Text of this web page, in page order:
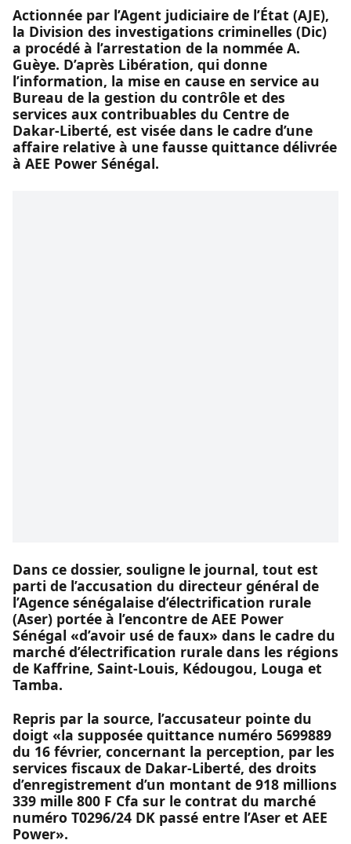
Actionnée par l’Agent judiciaire de l’État (AJE),
la Division des investigations criminelles (Dic)
a procédé à l’arrestation de la nommée A.
Guèye. D’après Libération, qui donne
l’information, la mise en cause en service au
Bureau de la gestion du contrôle et des
services aux contribuables du Centre de
Dakar-Liberté, est visée dans le cadre d’une
affaire relative à une fausse quittance délivrée
à AEE Power Sénégal.
Dans ce dossier, souligne le journal, tout est
parti de l’accusation du directeur général de
l’Agence sénégalaise d’électrification rurale
(Aser) portée à l’encontre de AEE Power
Sénégal «d’avoir usé de faux» dans le cadre du
marché d’électrification rurale dans les régions
de Kaffrine, Saint-Louis, Kédougou, Louga et
Tamba.
Repris par la source, l’accusateur pointe du
doigt «la supposée quittance numéro 5699889
du 16 février, concernant la perception, par les
services fiscaux de Dakar-Liberté, des droits
d’enregistrement d’un montant de 918 millions
339 mille 800 F Cfa sur le contrat du marché
numéro T0296/24 DK passé entre l’Aser et AEE
Power».